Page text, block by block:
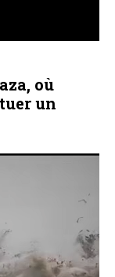
où
un